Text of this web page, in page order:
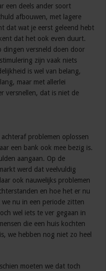
een deels ander soort
afbouwen, met lagere
dat wat je eerst geleend hebt
dat het ook even duurt.
dingen versneld doen door
zijn vaak niets
is wel van belang,
maar met allerlei
versnellen, dat is niet de
problemen oplossen
een bank ook mee bezig is.
aangaan. Op de
werd dat veelvuldig
ook nauwelijks problemen
en hoe het er nu
nu in een periode zitten
wel iets te ver gegaan in
die een huis kochten
we hebben nog niet zo heel
moeten we dat toch